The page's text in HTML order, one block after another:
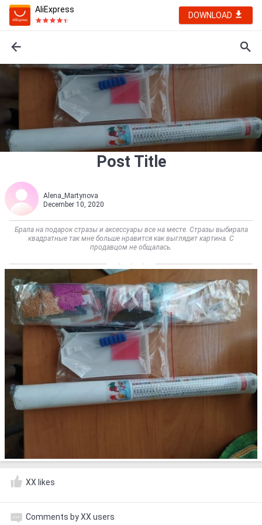
AliExpress
DOWNLOAD
Post Title
Alena_Martynova
December 10, 2020
Брала на подарок стразы и аксессуары все на месте. Стразы выбирала
квадратные так мне больше нравится как выглядит картина. С
продавцом не общалась.
XX likes
Comments by XX users